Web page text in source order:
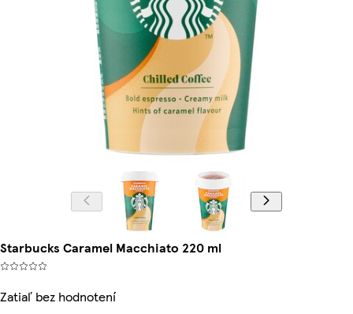
Starbucks Caramel Macchiato 220 ml
Zatiaľ bez hodnotení